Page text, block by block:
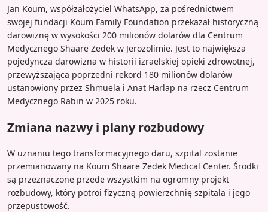
Jan Koum, współzałożyciel WhatsApp, za pośrednictwem
swojej fundacji Koum Family Foundation przekazał historyczną
darowiznę w wysokości 200 milionów dolarów dla Centrum
Medycznego Shaare Zedek w Jerozolimie. Jest to największa
pojedyncza darowizna w historii izraelskiej opieki zdrowotnej,
przewyższająca poprzedni rekord 180 milionów dolarów
ustanowiony przez Shmuela i Anat Harlap na rzecz Centrum
Medycznego Rabin w 2025 roku.
Zmiana nazwy i plany rozbudowy
W uznaniu tego transformacyjnego daru, szpital zostanie
przemianowany na Koum Shaare Zedek Medical Center. Środki
są przeznaczone przede wszystkim na ogromny projekt
rozbudowy, który potroi fizyczną powierzchnię szpitala i jego
przepustowość.